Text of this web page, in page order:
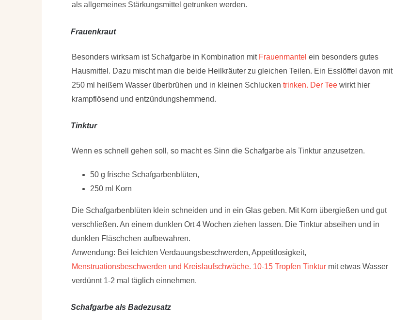
als allgemeines Stärkungsmittel getrunken werden.
Frauenkraut
Besonders wirksam ist Schafgarbe in Kombination mit Frauenmantel ein besonders gutes
Hausmittel. Dazu mischt man die beide Heilkräuter zu gleichen Teilen. Ein Esslöffel davon mit
250 ml heißem Wasser überbrühen und in kleinen Schlucken trinken. Der Tee wirkt hier
krampflösend und entzündungshemmend.
Tinktur
Wenn es schnell gehen soll, so macht es Sinn die Schafgarbe als Tinktur anzusetzen.
50 g frische Schafgarbenblüten,
250 ml Korn
Die Schafgarbenblüten klein schneiden und in ein Glas geben. Mit Korn übergießen und gut
verschließen. An einem dunklen Ort 4 Wochen ziehen lassen. Die Tinktur abseihen und in
dunklen Fläschchen aufbewahren.
Anwendung: Bei leichten Verdauungsbeschwerden, Appetitlosigkeit,
Menstruationsbeschwerden und Kreislaufschwäche. 10-15 Tropfen Tinktur mit etwas Wasser
verdünnt 1-2 mal täglich einnehmen.
Schafgarbe als Badezusatz